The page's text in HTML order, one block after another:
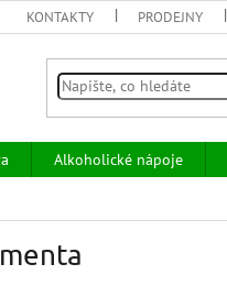
KONTAKTY PRODEJNY
Alkoholické nápoje